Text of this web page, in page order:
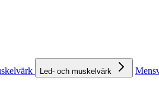
Led- och muskelvärk